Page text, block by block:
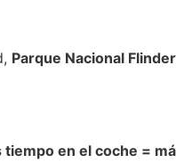
Parque Nacional
tiempo en el coche =